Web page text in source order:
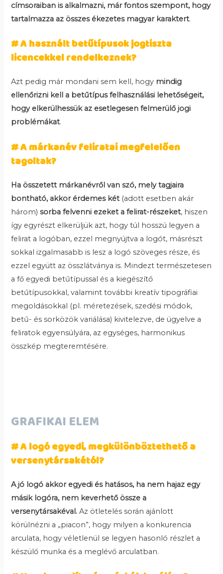
címsoraiban is alkalmazni, már fontos szempont, hogy
tartalmazza az összes ékezetes magyar karaktert.
# A használt betűtípusok jogtiszta
licencekkel rendelkeznek?
Azt pedig már mondani sem kell, hogy mindig
ellenőrizni kell a betűtípus felhasználási lehetőségeit,
hogy elkerülhessük az esetlegesen felmerülő jogi
problémákat.
# A márkanév feliratai megfelelően
tagoltak?
Ha összetett márkanévről van szó, mely tagjaira
bontható, akkor érdemes két (adott esetben akár
három) sorba felvenni ezeket a felirat-részeket, hiszen
így egyrészt elkerüljük azt, hogy túl hosszú legyen a
felirat a logóban, ezzel megnyújtva a logót, másrészt
sokkal izgalmasabb is lesz a logó szöveges része, és
ezzel együtt az összlátványa is. Mindezt természetesen
a fő egyedi betűtípussal és a kiegészítő
betűtípusokkal, valamint további kreatív tipográfiai
megoldásokkal (pl. méretezések, szedési módok,
betű- és sorközök variálása) kivitelezve, de ügyelve a
feliratok egyensúlyára, az egységes, harmonikus
összkép megteremtésére.
GRAFIKAI ELEM
# A logó egyedi, megkülönböztethető a
versenytársakétól?
A jó logó akkor egyedi és hatásos, ha nem hajaz egy
másik logóra, nem keverhető össze a
versenytársakéval. Az ötletelés során ajánlott
körülnézni a „piacon”, hogy milyen a konkurencia
arculata, hogy véletlenül se legyen hasonló részlet a
készülő munka és a meglévő arculatban.